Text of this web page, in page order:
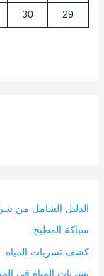
29
30
الدليل الشامل من
سباكة المطبخ
كشف تسربات المياه
تسربات المياه في